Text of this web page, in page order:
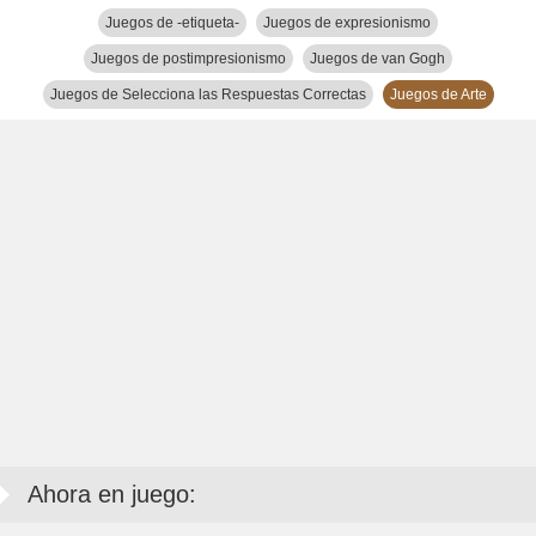
Juegos de -etiqueta- Juegos de expresionismo
Juegos de postimpresionismo Juegos de van Gogh
Juegos de Selecciona las Respuestas Correctas Juegos de Arte
Ahora en juego: